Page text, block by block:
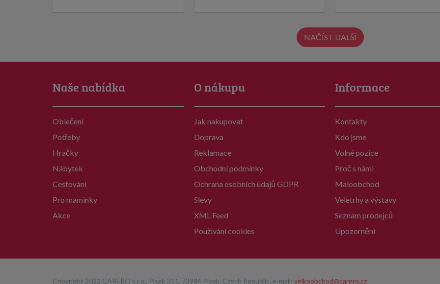
NAČÍST DALŠÍ
Naše nabídka
Oblečení
Potřeby
Hračky
Nábytek
Cestování
Pro maminky
Akce
O nákupu
Jak nakupovat
Doprava
Reklamace
Obchodní podmínky
Ochrana osobních údajů GDPR
Slevy
XML Feed
Používání cookies
Informace
Kontakty
Kdo jsme
Volné pozice
Proč s námi
Maloobchod
Veletrhy a výstavy
Seznam prodejců
Upozornění
Copyright 2022 CARERO s.r.o., Písek 311, 73984 Písek, Czech Republic, e-mail: velkoobchod@carero.cz